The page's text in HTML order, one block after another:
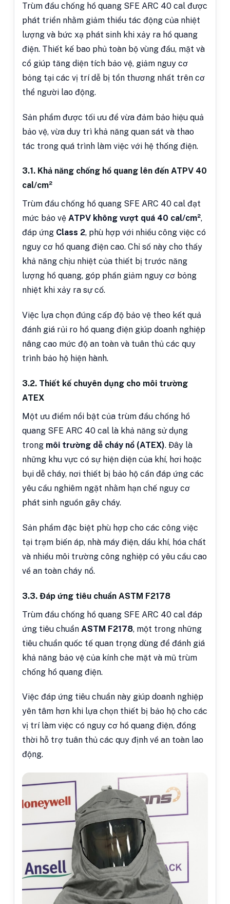
Trùm đầu chống hồ quang SFE ARC 40 cal được
phát triển nhằm giảm thiểu tác động của nhiệt
lượng và bức xạ phát sinh khi xảy ra hồ quang
điện. Thiết kế bao phủ toàn bộ vùng đầu, mặt và
cổ giúp tăng diện tích bảo vệ, giảm nguy cơ
bỏng tại các vị trí dễ bị tổn thương nhất trên cơ
thể người lao động.
Sản phẩm được tối ưu để vừa đảm bảo hiệu quả
bảo vệ, vừa duy trì khả năng quan sát và thao
tác trong quá trình làm việc với hệ thống điện.
3.1. Khả năng chống hồ quang lên đến ATPV 40
cal/cm²
Trùm đầu chống hồ quang SFE ARC 40 cal đạt
mức bảo vệ ATPV không vượt quá 40 cal/cm²,
đáp ứng Class 2, phù hợp với nhiều công việc có
nguy cơ hồ quang điện cao. Chỉ số này cho thấy
khả năng chịu nhiệt của thiết bị trước năng
lượng hồ quang, góp phần giảm nguy cơ bỏng
nhiệt khi xảy ra sự cố.
Việc lựa chọn đúng cấp độ bảo vệ theo kết quả
đánh giá rủi ro hồ quang điện giúp doanh nghiệp
nâng cao mức độ an toàn và tuân thủ các quy
trình bảo hộ hiện hành.
3.2. Thiết kế chuyên dụng cho môi trường
ATEX
Một ưu điểm nổi bật của trùm đầu chống hồ
quang SFE ARC 40 cal là khả năng sử dụng
trong môi trường dễ cháy nổ (ATEX). Đây là
những khu vực có sự hiện diện của khí, hơi hoặc
bụi dễ cháy, nơi thiết bị bảo hộ cần đáp ứng các
yêu cầu nghiêm ngặt nhằm hạn chế nguy cơ
phát sinh nguồn gây cháy.
Sản phẩm đặc biệt phù hợp cho các công việc
tại trạm biến áp, nhà máy điện, dầu khí, hóa chất
và nhiều môi trường công nghiệp có yêu cầu cao
về an toàn cháy nổ.
3.3. Đáp ứng tiêu chuẩn ASTM F2178
Trùm đầu chống hồ quang SFE ARC 40 cal đáp
ứng tiêu chuẩn ASTM F2178, một trong những
tiêu chuẩn quốc tế quan trọng dùng để đánh giá
khả năng bảo vệ của kính che mặt và mũ trùm
chống hồ quang điện.
Việc đáp ứng tiêu chuẩn này giúp doanh nghiệp
yên tâm hơn khi lựa chọn thiết bị bảo hộ cho các
vị trí làm việc có nguy cơ hồ quang điện, đồng
thời hỗ trợ tuân thủ các quy định về an toàn lao
động.